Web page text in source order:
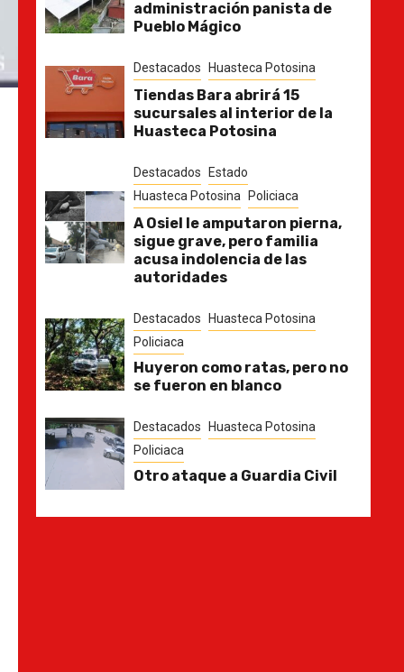
administración panista de
Pueblo Mágico
Destacados Huasteca Potosina
Tiendas Bara abrirá 15
sucursales al interior de la
Huasteca Potosina
Destacados
Estado
Huasteca Potosina
Policiaca
A Osiel le amputaron pierna,
sigue grave, pero familia
acusa indolencia de las
autoridades
Destacados
Huasteca Potosina
Policiaca
Huyeron como ratas, pero no
se fueron en blanco
Destacados
Huasteca Potosina
Policiaca
Otro ataque a Guardia Civil